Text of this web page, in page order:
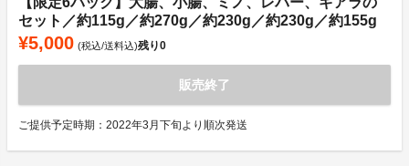
セット／約115g／約270g／約230g／約230g／約155g
¥5,000 (税込/送料込)残り0
販売終了
ご提供予定時期：2022年3月下旬より順次発送